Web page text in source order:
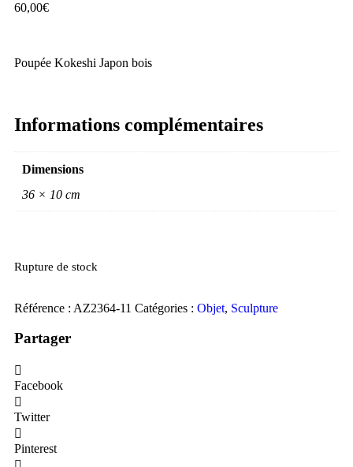
60,00€
Poupée Kokeshi Japon bois
Informations complémentaires
Dimensions
36 × 10 cm
Rupture de stock
Référence : AZ2364-11 Catégories : Objet, Sculpture
Partager
Facebook
Twitter
Pinterest